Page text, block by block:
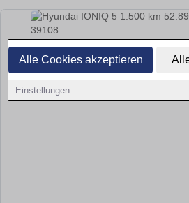
Alle Cookies akzeptieren
Einstellungen